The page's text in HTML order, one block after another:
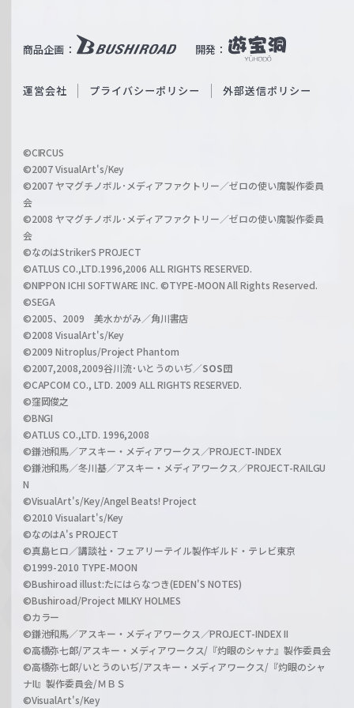
ß
c
a
r
z
商品企画： 開発：
b
O
i
l
h
a
n
l
運営会社 プライバシーポリシー 外部送信ポリシー
©CIRCUS
©2007 VisualArt's/Key
©2007 ヤマグチノボル･メディアファクトリー／ゼロの使い魔製作委員
会
©2008 ヤマグチノボル･メディアファクトリー／ゼロの使い魔製作委員
会
©なのはStrikerS PROJECT
©ATLUS CO.,LTD.1996,2006 ALL RIGHTS RESERVED.
©NIPPON ICHI SOFTWARE INC. ©TYPE-MOON All Rights Reserved.
©SEGA
©2005、2009 美水かがみ／角川書店
©2008 VisualArt's/Key
©2009 Nitroplus/Project Phantom
©2007,2008,2009谷川流･いとうのいぢ／SOS団
©CAPCOM CO., LTD. 2009 ALL RIGHTS RESERVED.
©窪岡俊之
©BNGI
©ATLUS CO.,LTD. 1996,2008
©鎌池和馬／アスキー・メディアワークス／PROJECT-INDEX
©鎌池和馬／冬川基／アスキー・メディアワークス／PROJECT-RAILGU
N
©VisualArt's/Key/Angel Beats! Project
©2010 Visualart's/Key
©なのはA's PROJECT
©真島ヒロ／講談社・フェアリーテイル製作ギルド・テレビ東京
©1999-2010 TYPE-MOON
©Bushiroad illust:たにはらなつき(EDEN'S NOTES)
©Bushiroad/Project MILKY HOLMES
©カラー
©鎌池和馬／アスキー・メディアワークス／PROJECT-INDEX II
©高橋弥七郎/アスキー・メディアワークス/『灼眼のシャナ』製作委員会
©高橋弥七郎/いとうのいぢ/アスキー・メディアワークス/『灼眼のシャ
ナII』製作委員会/ＭＢＳ
©VisualArt's/Key